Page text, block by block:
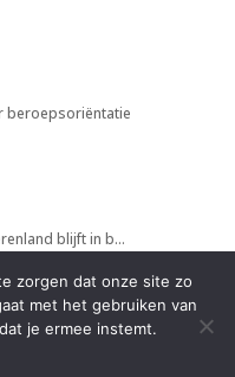
beroepsoriëntatie
blijft in b…
zorgen dat onze site zo
met het gebruiken van
je ermee instemt.